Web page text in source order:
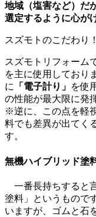
地域（塩害など）だ
選定するように心が
スズモトのこだわり！
スズモトリフォーム
を主に使用しており
に 「電子計り」 を使
の性能が最大限に発
※逆に、この点を軽
料でも差異が出てく
す
無機ハイブリッド塗
一番長持ちすると
塗料」というもので
いますが、ゴムと石